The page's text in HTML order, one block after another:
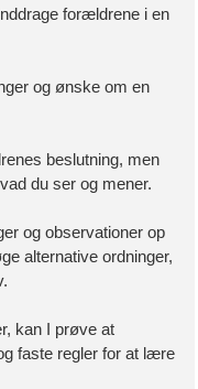
forældrene i en
og ønske om en
beslutning, men
du ser og mener.
og observationer op
alternative ordninger,
kan I prøve at
faste regler for at lære